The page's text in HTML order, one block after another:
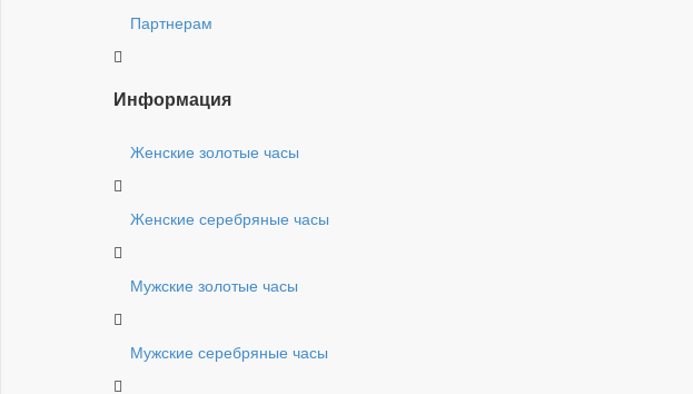
Партнерам
Информация
Женские золотые часы
Женские серебряные часы
Мужские золотые часы
Мужские серебряные часы